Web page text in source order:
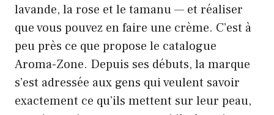
lavande, la rose et le tamanu — et réaliser
que vous pouvez en faire une crème. C’est à
peu près ce que propose le catalogue
Aroma-Zone. Depuis ses débuts, la marque
s’est adressée aux gens qui veulent savoir
exactement ce qu’ils mettent sur leur peau,